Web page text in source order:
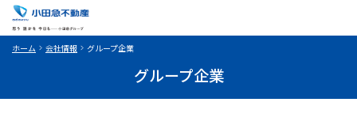
ホーム 会社情報 グループ企業
グループ企業